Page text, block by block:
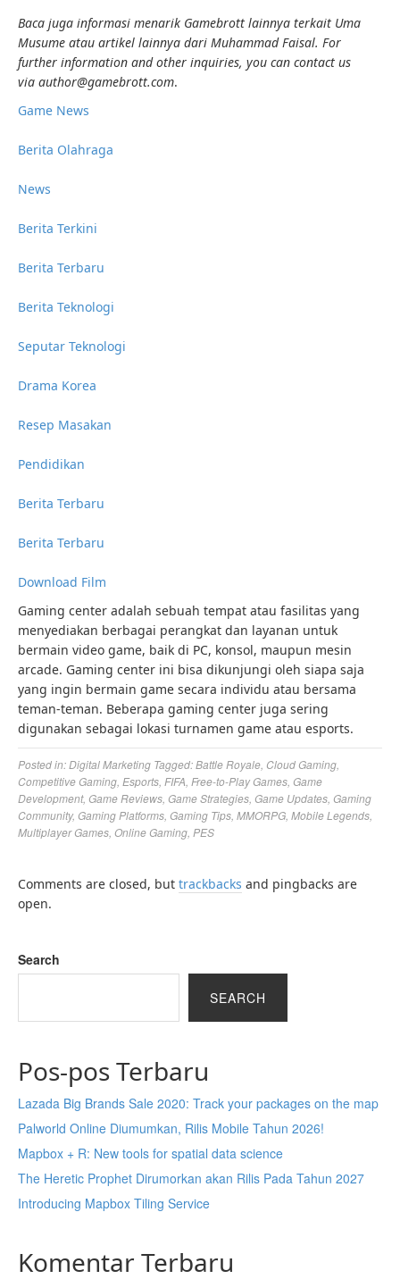
Baca juga informasi menarik Gamebrott lainnya terkait Uma
Musume atau artikel lainnya dari Muhammad Faisal. For
further information and other inquiries, you can contact us
via author@gamebrott.com.
Game News
Berita Olahraga
News
Berita Terkini
Berita Terbaru
Berita Teknologi
Seputar Teknologi
Drama Korea
Resep Masakan
Pendidikan
Berita Terbaru
Berita Terbaru
Download Film
Gaming center adalah sebuah tempat atau fasilitas yang
menyediakan berbagai perangkat dan layanan untuk
bermain video game, baik di PC, konsol, maupun mesin
arcade. Gaming center ini bisa dikunjungi oleh siapa saja
yang ingin bermain game secara individu atau bersama
teman-teman. Beberapa gaming center juga sering
digunakan sebagai lokasi turnamen game atau esports.
Posted in:Digital Marketing Tagged:Battle Royale Cloud Gaming
Competitive Gaming Esports FIFA Free-to-Play Games Game
Development, Game Reviews Game Strategies Game Updates Gaming
Community, Gaming Platforms Gaming Tips MMORPG Mobile Legends
Multiplayer Games Online Gaming PES
Comments are closed, but trackbacks and pingbacks are
open.
Search
SEARCH
Pos-pos Terbaru
Lazada Big Brands Sale 2020: Track your packages on the map
Palworld Online Diumumkan, Rilis Mobile Tahun 2026!
Mapbox + R: New tools for spatial data science
The Heretic Prophet Dirumorkan akan Rilis Pada Tahun 2027
Introducing Mapbox Tiling Service
Komentar Terbaru